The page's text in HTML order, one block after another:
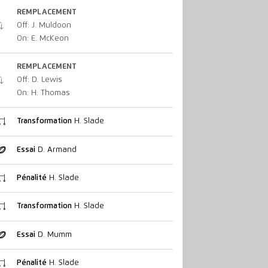
REMPLACEMENT
Off: J. Muldoon
On: E. McKeon
REMPLACEMENT
Off: D. Lewis
On: H. Thomas
TransformationH. Slade
EssaiD. Armand
Pénalité H. Slade
TransformationH. Slade
EssaiD. Mumm
Pénalité H. Slade